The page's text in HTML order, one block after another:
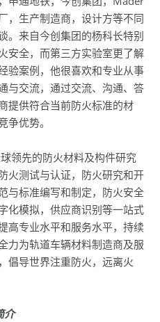
，生产制造商，设计方等不同
。来自今创集团的杨科长特别
安全，而第三方实验室更了解
验案例，他很喜欢和专业从事
与交流，通过交流、沟通、答
提供符合当前防火标准的材
争优势。
领先的防火材料及构件研究
火测试与认证，防火研究和开
与标准编写和制定，防火安全
化模拟，供应商识别等一站式
高专业水平和服务水平，持续
力为轨道车辆材料制造商及服
倡导世界注重防火，远离火
介